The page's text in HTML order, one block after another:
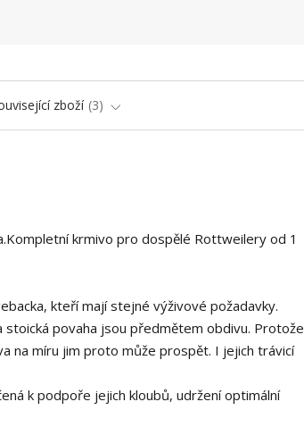
zboží 3
krmivo pro dospělé Rottweilery od 1
kteří mají stejné výživové požadavky.
povaha jsou předmětem obdivu. Protože
na míru jim proto může prospět. I jejich trávicí
k podpoře jejich kloubů, udržení optimální